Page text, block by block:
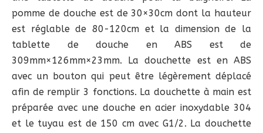
pomme de douche est de 30×30cm dont la hauteur
est réglable de 80-120cm et la dimension de la
tablette de douche en ABS est de
309mm×126mm×23mm. La douchette est en ABS
avec un bouton qui peut être légèrement déplacé
afin de remplir 3 fonctions. La douchette à main est
préparée avec une douche en acier inoxydable 304
et le tuyau est de 150 cm avec G1/2. La douchette